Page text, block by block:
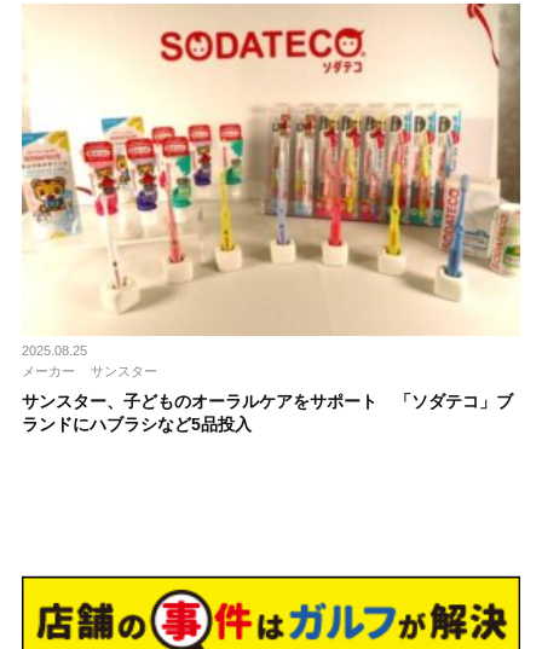
2025.08.25
メーカー
サンスター
サンスター、子どものオーラルケアをサポート 「ソダテコ」ブ
ランドにハブラシなど5品投入